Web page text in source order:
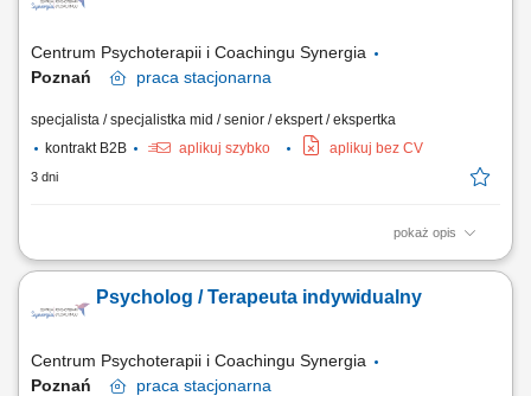
Centrum Psychoterapii i Coachingu Synergia
Poznań
praca stacjonarna
specjalista / specjalistka mid / senior / ekspert / ekspertka
kontrakt B2B
aplikuj szybko aplikuj bez CV
3 dni
pokaż opis
Wymagania: mgr psychologii, ukończony całościowy kurs psychoterapii
Psycholog / Terapeuta indywidualny
Centrum Psychoterapii i Coachingu Synergia
Poznań
praca stacjonarna